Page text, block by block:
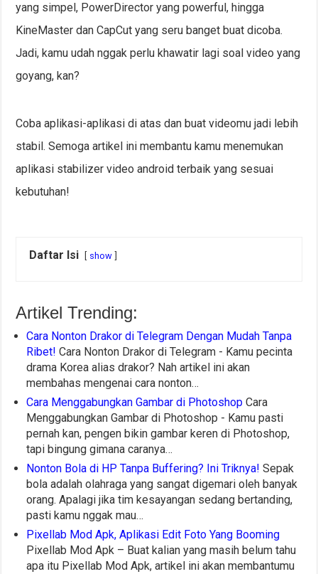
yang simpel, PowerDirector yang powerful, hingga
KineMaster dan CapCut yang seru banget buat dicoba.
Jadi, kamu udah nggak perlu khawatir lagi soal video yang
goyang, kan?
Coba aplikasi-aplikasi di atas dan buat videomu jadi lebih
stabil. Semoga artikel ini membantu kamu menemukan
aplikasi stabilizer video android terbaik yang sesuai
kebutuhan!
Daftar Isi show
Artikel Trending:
Cara Nonton Drakor di Telegram Dengan Mudah Tanpa
Ribet! Cara Nonton Drakor di Telegram - Kamu pecinta
drama Korea alias drakor? Nah artikel ini akan
membahas mengenai cara nonton…
Cara Menggabungkan Gambar di Photoshop Cara
Menggabungkan Gambar di Photoshop - Kamu pasti
pernah kan, pengen bikin gambar keren di Photoshop,
tapi bingung gimana caranya…
Nonton Bola di HP Tanpa Buffering? Ini Triknya! Sepak
bola adalah olahraga yang sangat digemari oleh banyak
orang. Apalagi jika tim kesayangan sedang bertanding,
pasti kamu nggak mau…
Pixellab Mod Apk, Aplikasi Edit Foto Yang Booming
Pixellab Mod Apk – Buat kalian yang masih belum tahu
apa itu Pixellab Mod Apk, artikel ini akan membantumu